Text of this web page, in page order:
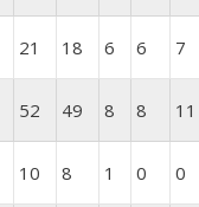
21 18 6 6 7
52 49 8 8 11
10 8 1 0 0